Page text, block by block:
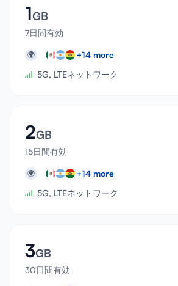
1GB
7日間有効
🌍 +14 more
5G, LTEネットワーク
2GB
15日間有効
🌍 +14 more
5G, LTEネットワーク
3GB
30日間有効